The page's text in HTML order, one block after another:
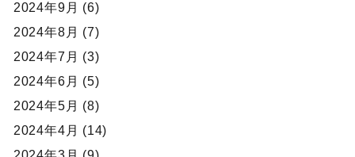
2024年9月 (6)
2024年8月 (7)
2024年7月 (3)
2024年6月 (5)
2024年5月 (8)
2024年4月 (14)